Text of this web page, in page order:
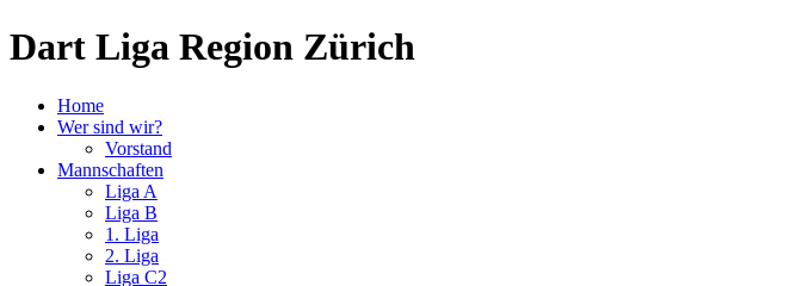
Dart Liga Region Zürich
Home
Wer sind wir?
Vorstand
Mannschaften
Liga A
Liga B
1. Liga
2. Liga
Liga C2